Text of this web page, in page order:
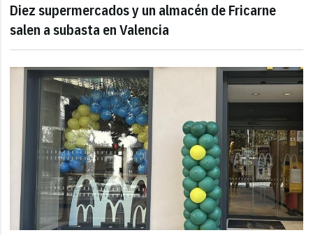
Diez supermercados y un almacén de Fricarne
salen a subasta en Valencia